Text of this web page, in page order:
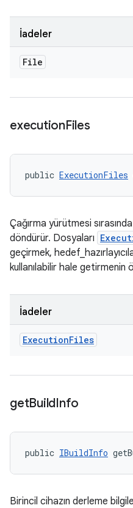
İadeler
File
executionFiles
public ExecutionFiles
Çağırma yürütmesi
döndürür. Dosyaları
geçirmek,
kullanılabilir hale getirmenin
İadeler
ExecutionFiles
getBuildInfo
public IBuildInfo
Birincil cihazın derleme